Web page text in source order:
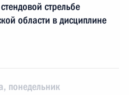
стрельбе
области в дисциплине
понедельник